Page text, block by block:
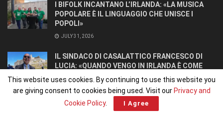
I BIFOLK INCANTANO L’IRLANDA: «LA MUSICA
POPOLARE È IL LINGUAGGIO CHE UNISCE I
POPOLI»
JULY 31, 2026
IL SINDACO DI CASALATTICO FRANCESCO DI
LUCIA: «QUANDO VENGO IN IRLANDA È COME
TORNARE A CASA».
JULY 27, 2026
This website uses cookies. By continuing to use this website you
are giving consent to cookies being used. Visit our Privacy and
Cookie Policy. I Agree